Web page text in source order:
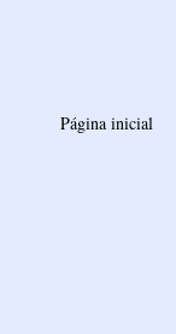
Página inicial